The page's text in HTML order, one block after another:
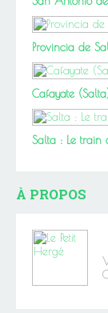
Provincia de
Cafayate
Salta : Le train
À PROPOS